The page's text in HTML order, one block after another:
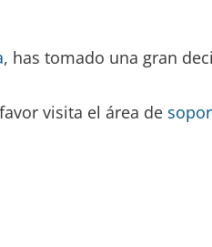
, has tomado una gran
visita el área de